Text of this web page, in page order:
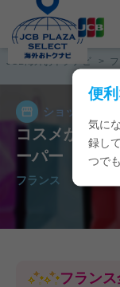
便
気に
録し
つで
JCB海外おトクナビ
ショップ
コスメからグ
ーパー「ナチ
フランス /
フラン